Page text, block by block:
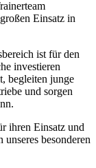
Einsatz in
ist für den
investieren
begleiten junge
und sorgen
ihren Einsatz und
besonderen